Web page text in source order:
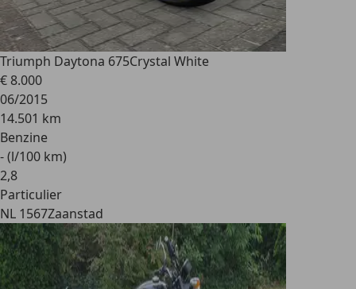
Triumph Daytona 675Crystal White
€ 8.000
06/2015
14.501 km
Benzine
- (l/100 km)
2,8
Particulier
NL 1567Zaanstad